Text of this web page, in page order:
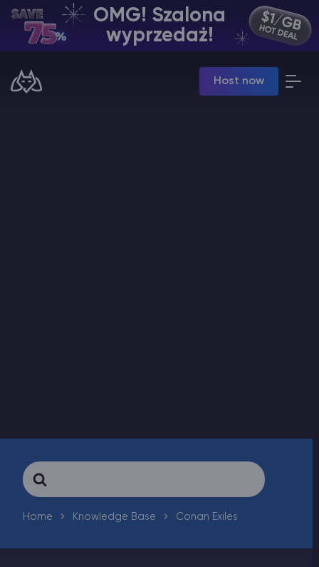
OMG! Szalona
wyprzedaż!
Host now
PL | USD
Manage your servers & payments
Search
For
Home Knowledge Base Conan Exiles